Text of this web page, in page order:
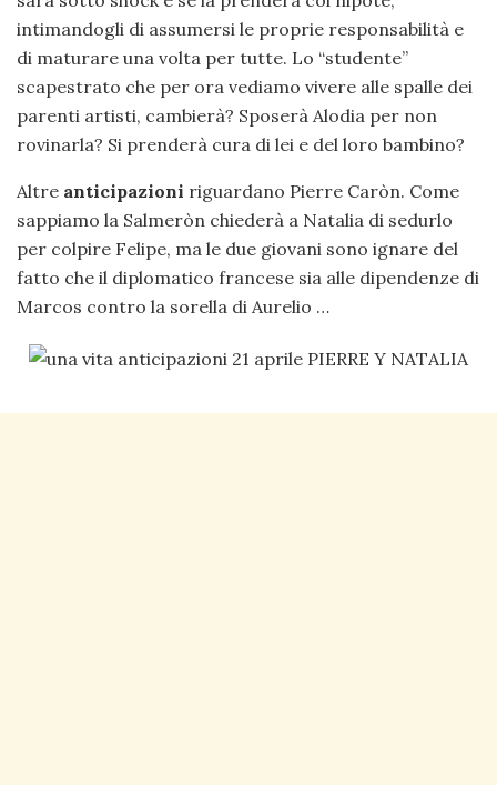
intimandogli di assumersi le proprie responsabilità e
di maturare una volta per tutte. Lo “studente”
scapestrato che per ora vediamo vivere alle spalle dei
parenti artisti, cambierà? Sposerà Alodia per non
rovinarla? Si prenderà cura di lei e del loro bambino?
Altre anticipazioni riguardano Pierre Caròn. Come
sappiamo la Salmeròn chiederà a Natalia di sedurlo
per colpire Felipe, ma le due giovani sono ignare del
fatto che il diplomatico francese sia alle dipendenze di
Marcos contro la sorella di Aurelio …